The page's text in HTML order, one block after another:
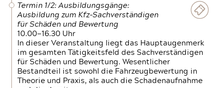
Termin 1/2: Ausbildungsgänge:
Ausbildung zum Kfz-Sachverständigen
für Schäden und Bewertung
10.00—16.30 Uhr
In dieser Veranstaltung liegt das Hauptaugenmerk
im gesamten Tätigkeitsfeld des Sachverständigen
für Schäden und Bewertung. Wesentlicher
Bestandteil ist sowohl die Fahrzeugbewertung in
Theorie und Praxis, als auch die Schadenaufnahme